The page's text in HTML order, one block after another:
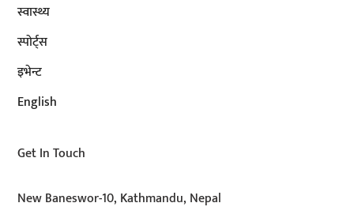
स्वास्थ्य
स्पोर्ट्स
इभेन्ट
English
Get In Touch
New Baneswor-10, Kathmandu, Nepal